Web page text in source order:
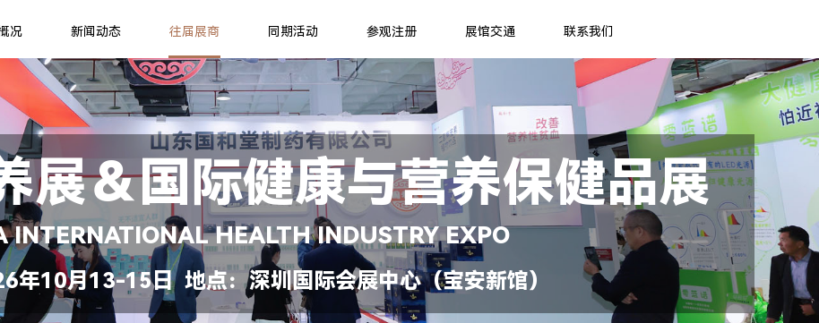
况 新闻动态 往届展商 同期活动 参观注册 展馆交通 联系我们
展＆国际健康与营养保健品展
INTERNATIONAL HEALTH INDUSTRY EXPO
10月13-15日 地点：深圳国际会展中心（宝安新馆）